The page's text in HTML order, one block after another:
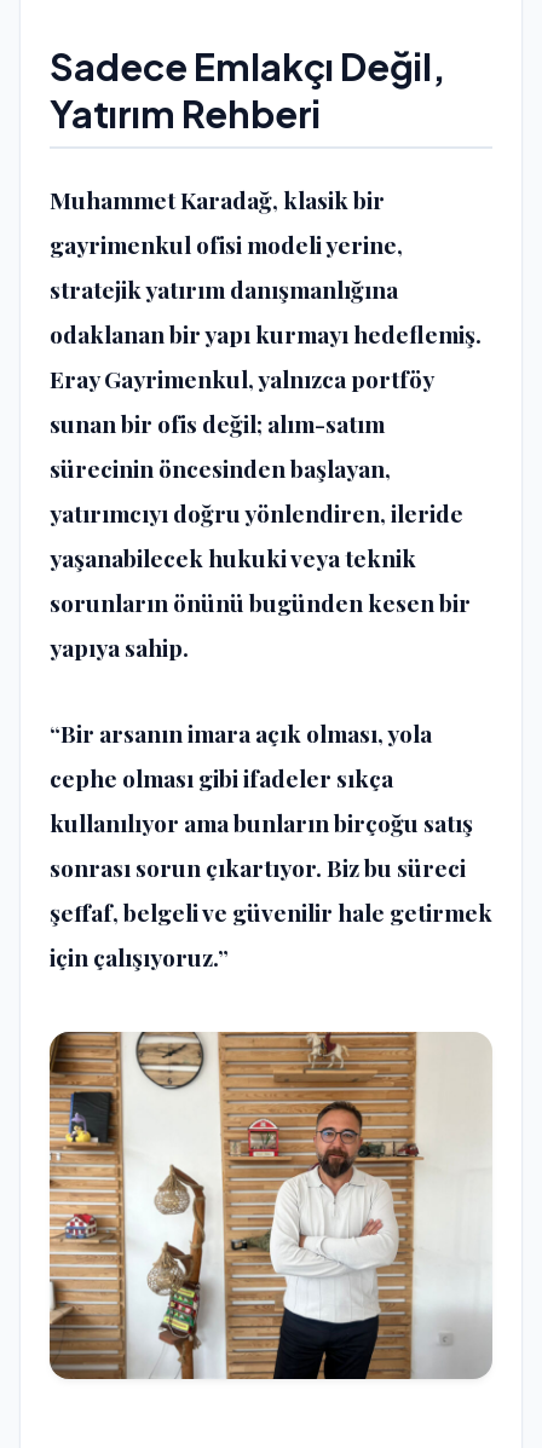
Sadece Emlakçı Değil,
Yatırım Rehberi
Muhammet Karadağ, klasik bir
gayrimenkul ofisi modeli yerine,
stratejik yatırım danışmanlığına
odaklanan bir yapı kurmayı hedeflemiş.
Eray Gayrimenkul, yalnızca portföy
sunan bir ofis değil; alım-satım
sürecinin öncesinden başlayan,
yatırımcıyı doğru yönlendiren, ileride
yaşanabilecek hukuki veya teknik
sorunların önünü bugünden kesen bir
yapıya sahip.
“Bir arsanın imara açık olması, yola
cephe olması gibi ifadeler sıkça
kullanılıyor ama bunların birçoğu satış
sonrası sorun çıkartıyor. Biz bu süreci
şeffaf, belgeli ve güvenilir hale getirmek
için çalışıyoruz.”